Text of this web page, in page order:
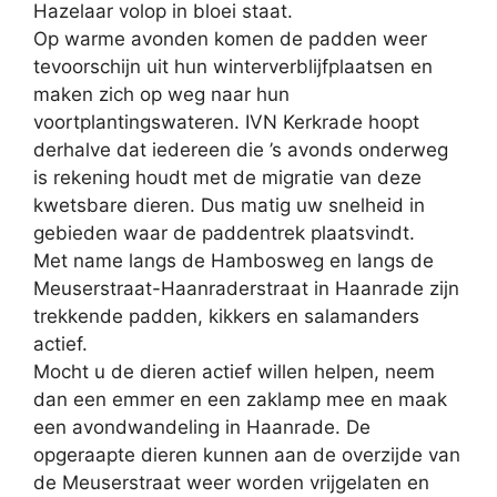
Hazelaar volop in bloei staat.
Op warme avonden komen de padden weer
tevoorschijn uit hun winterverblijfplaatsen en
maken zich op weg naar hun
voortplantingswateren. IVN Kerkrade hoopt
derhalve dat iedereen die ’s avonds onderweg
is rekening houdt met de migratie van deze
kwetsbare dieren. Dus matig uw snelheid in
gebieden waar de paddentrek plaatsvindt.
Met name langs de Hambosweg en langs de
Meuserstraat-Haanraderstraat in Haanrade zijn
trekkende padden, kikkers en salamanders
actief.
Mocht u de dieren actief willen helpen, neem
dan een emmer en een zaklamp mee en maak
een avondwandeling in Haanrade. De
opgeraapte dieren kunnen aan de overzijde van
de Meuserstraat weer worden vrijgelaten en